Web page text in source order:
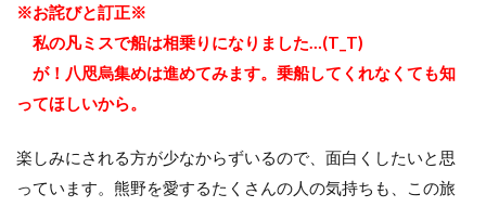
※お詫びと訂正※
私の凡ミスで船は相乗りになりました…(T_T)
が！八咫烏集めは進めてみます。乗船してくれなくても知
ってほしいから。
楽しみにされる方が少なからずいるので、面白くしたいと思
っています。熊野を愛するたくさんの人の気持ちも、この旅